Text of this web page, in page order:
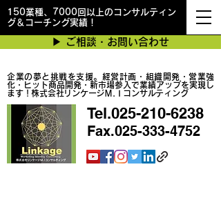
150業種、7000回以上のコンサルティン
グ＆コーチング実績！
企業の夢と挑戦を支援。経営計画・組織開発・営業強
化・ヒット商品開発・新市場参入で業績アップを実現し
ます！株式会社リンケージＭ.Ｉコンサルティング
▶︎ ご相談・お問い合わせ
Tel.025-210-6238
Fax.025-333-4752